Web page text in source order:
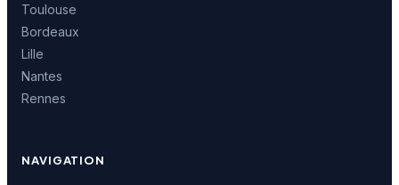
Toulouse
Bordeaux
Lille
Nantes
Rennes
NAVIGATION